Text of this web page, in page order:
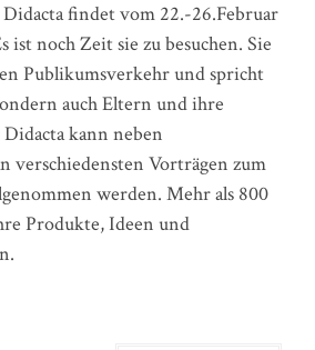
Didacta findet vom 22.-26.Februar
ist noch Zeit sie zu besuchen. Sie
Publikumsverkehr und spricht
auch Eltern und ihre
kann neben
verschiedensten Vorträgen zum
werden. Mehr als 800
Produkte, Ideen und